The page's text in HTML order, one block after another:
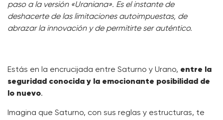
paso a la versión «Uraniana». Es el instante de
deshacerte de las limitaciones autoimpuestas, de
abrazar la innovación y de permitirte ser auténtico.
Estás en la encrucijada entre Saturno y Urano, entre la
seguridad conocida y la emocionante posibilidad de
lo nuevo.
Imagina que Saturno, con sus reglas y estructuras, te